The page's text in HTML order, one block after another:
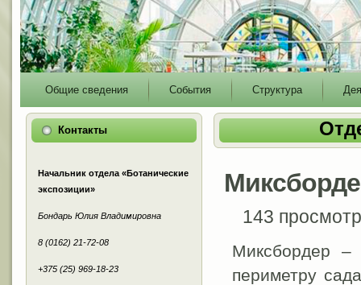
Main
menu
Общие сведения События Структура
Контакты
Начальник отдела «Ботанические
экспозиции»
Бондарь Юлия Владимировна
8 (0162) 21-72-08
+375 (25) 969-18-23
143
Миксбордер –
периметру